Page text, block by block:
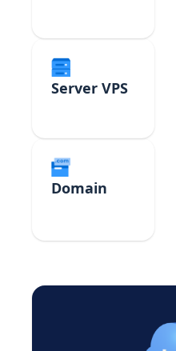
Server VPS
Domain